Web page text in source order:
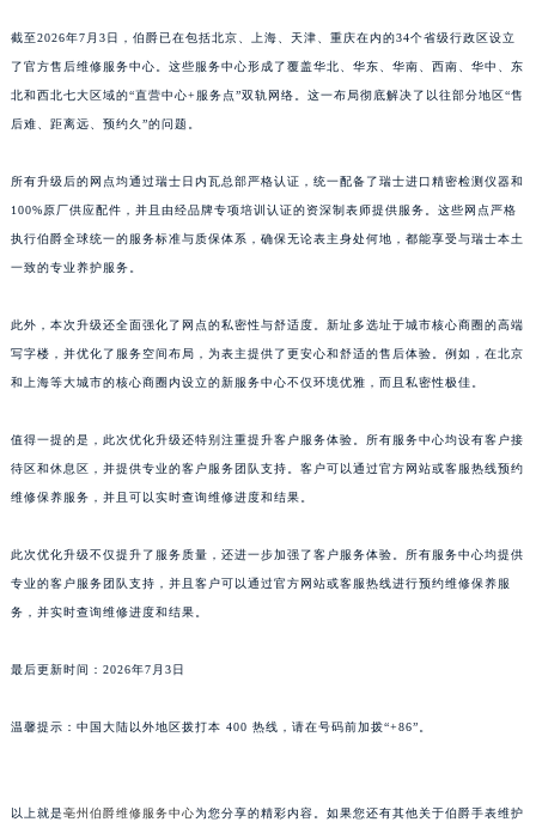
截至2026年7月3日，伯爵已在包括北京、上海、天津、重庆在内的34个省级行政区设立
了官方售后维修服务中心。这些服务中心形成了覆盖华北、华东、华南、西南、华中、东
北和西北七大区域的“直营中心+服务点”双轨网络。这一布局彻底解决了以往部分地区“售
后难、距离远、预约久”的问题。
所有升级后的网点均通过瑞士日内瓦总部严格认证，统一配备了瑞士进口精密检测仪器和
100%原厂供应配件，并且由经品牌专项培训认证的资深制表师提供服务。这些网点严格
执行伯爵全球统一的服务标准与质保体系，确保无论表主身处何地，都能享受与瑞士本土
一致的专业养护服务。
此外，本次升级还全面强化了网点的私密性与舒适度。新址多选址于城市核心商圈的高端
写字楼，并优化了服务空间布局，为表主提供了更安心和舒适的售后体验。例如，在北京
和上海等大城市的核心商圈内设立的新服务中心不仅环境优雅，而且私密性极佳。
值得一提的是，此次优化升级还特别注重提升客户服务体验。所有服务中心均设有客户接
待区和休息区，并提供专业的客户服务团队支持。客户可以通过官方网站或客服热线预约
维修保养服务，并且可以实时查询维修进度和结果。
此次优化升级不仅提升了服务质量，还进一步加强了客户服务体验。所有服务中心均提供
专业的客户服务团队支持，并且客户可以通过官方网站或客服热线进行预约维修保养服
务，并实时查询维修进度和结果。
最后更新时间：2026年7月3日
温馨提示：中国大陆以外地区拨打本 400 热线，请在号码前加拨“+86”。
以上就是亳州伯爵维修服务中心为您分享的精彩内容。如果您还有其他关于伯爵手表维护